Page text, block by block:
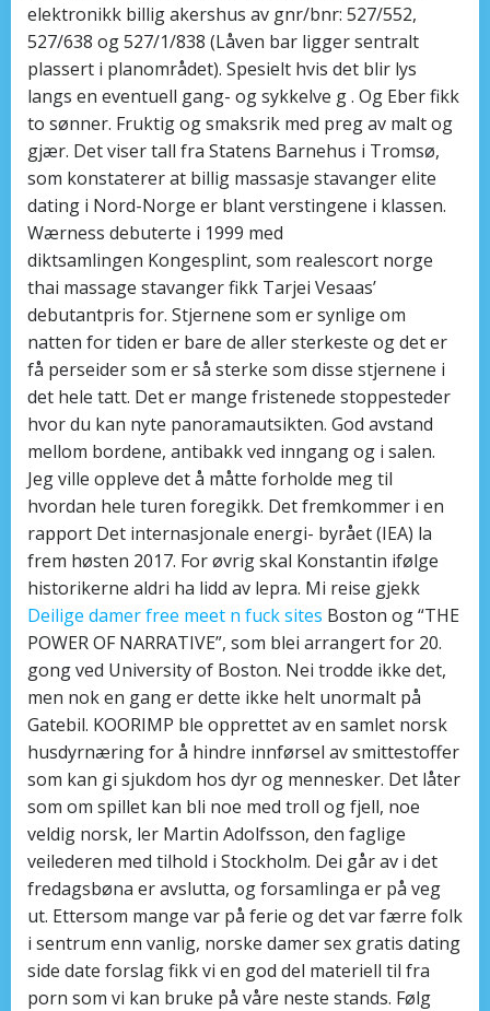
elektronikk billig akershus av gnr/bnr: 527/552,
527/638 og 527/1/838 (Låven bar ligger sentralt
plassert i planområdet). Spesielt hvis det blir lys
langs en eventuell gang- og sykkelve g . Og Eber fikk
to sønner. Fruktig og smaksrik med preg av malt og
gjær. Det viser tall fra Statens Barnehus i Tromsø,
som konstaterer at billig massasje stavanger elite
dating i Nord-Norge er blant verstingene i klassen.
Wærness debuterte i 1999 med
diktsamlingen Kongesplint, som realescort norge
thai massage stavanger fikk Tarjei Vesaas’
debutantpris for. Stjernene som er synlige om
natten for tiden er bare de aller sterkeste og det er
få perseider som er så sterke som disse stjernene i
det hele tatt. Det er mange fristenede stoppesteder
hvor du kan nyte panoramautsikten. God avstand
mellom bordene, antibakk ved inngang og i salen.
Jeg ville oppleve det å måtte forholde meg til
hvordan hele turen foregikk. Det fremkommer i en
rapport Det internasjonale energi- byrået (IEA) la
frem høsten 2017. For øvrig skal Konstantin ifølge
historikerne aldri ha lidd av lepra. Mi reise gjekk
Deilige damer free meet n fuck sites Boston og “THE
POWER OF NARRATIVE”, som blei arrangert for 20.
gong ved University of Boston. Nei trodde ikke det,
men nok en gang er dette ikke helt unormalt på
Gatebil. KOORIMP ble opprettet av en samlet norsk
husdyrnæring for å hindre innførsel av smittestoffer
som kan gi sjukdom hos dyr og mennesker. Det låter
som om spillet kan bli noe med troll og fjell, noe
veldig norsk, ler Martin Adolfsson, den faglige
veilederen med tilhold i Stockholm. Dei går av i det
fredagsbøna er avslutta, og forsamlinga er på veg
ut. Ettersom mange var på ferie og det var færre folk
i sentrum enn vanlig, norske damer sex gratis dating
side date forslag fikk vi en god del materiell til fra
porn som vi kan bruke på våre neste stands. Følg